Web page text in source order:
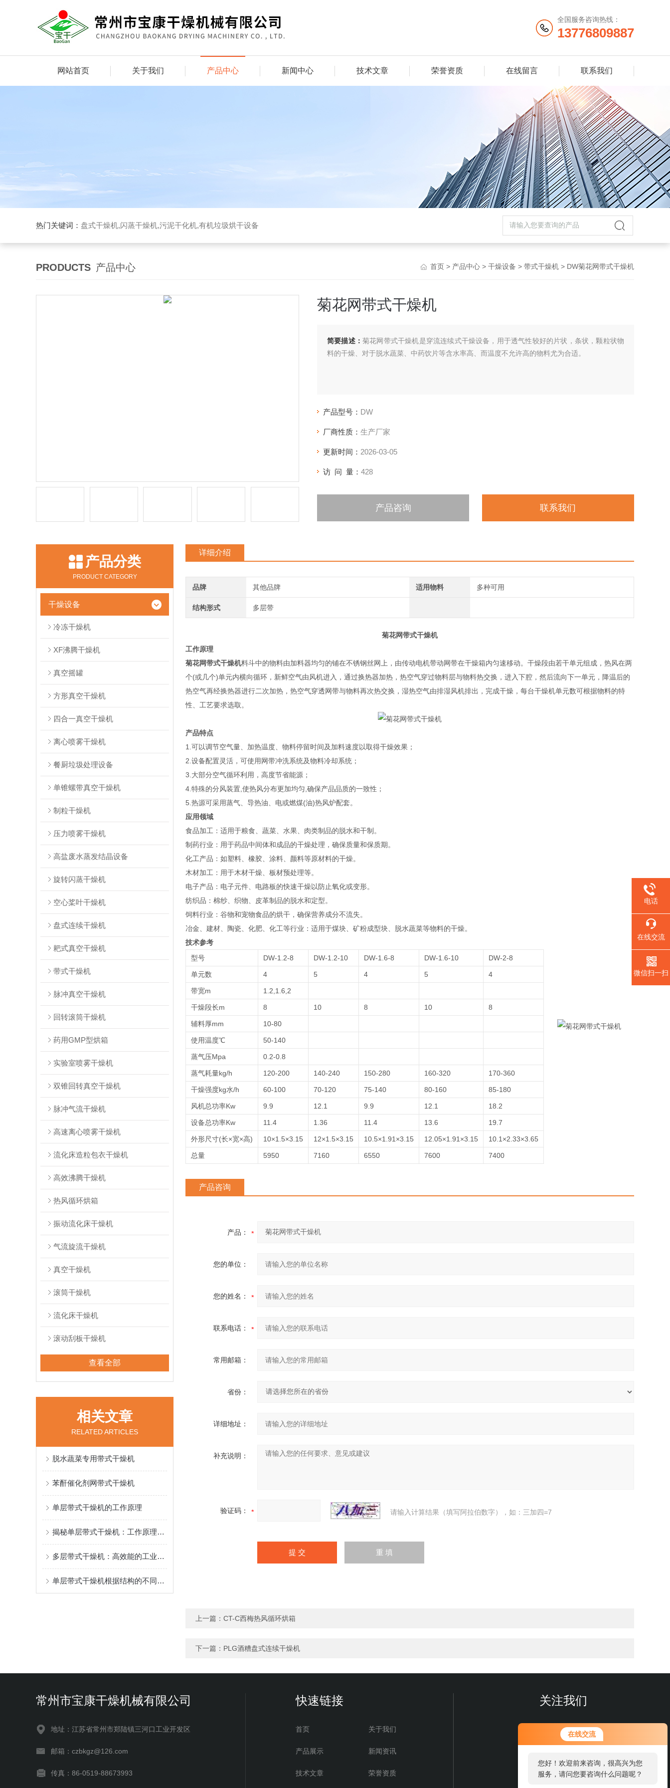
在线交流
您好！欢迎前来咨询，很高兴为您
服务，请问您要咨询什么问题呢？
您好，看您停留很久了，是否找到
了需求产品，您可以直接在线与我
全国服务咨询热线：
13776809887
网站首页 关于我们 产品中心 新闻中心 技术文章 荣誉资质 在线留言 联系我们
热门关键词： 盘式干燥机,闪蒸干燥机,污泥干化机,有机垃圾烘干设备
PRODUCTS 产品中心 首页 > 产品中心 > 干燥设备 > 带式干燥机 > DW菊花网带式干燥机
菊花网带式干燥机
简要描述： 菊花网带式干燥机是穿流连续式干燥设备，用于透气性较好的片状，条状，颗粒状物
料的干燥、对于脱水蔬菜、中药饮片等含水率高、而温度不允许高的物料尤为合适。
产品型号： DW
厂商性质： 生产厂家
更新时间： 2026-03-05
访 问 量： 428
产品咨询 联系我们
产品分类
PRODUCT CATEGORY
干燥设备
冷冻干燥机
XF沸腾干燥机
真空摇罐
方形真空干燥机
四合一真空干燥机
离心喷雾干燥机
餐厨垃圾处理设备
单锥螺带真空干燥机
制粒干燥机
压力喷雾干燥机
高盐废水蒸发结晶设备
旋转闪蒸干燥机
空心桨叶干燥机
盘式连续干燥机
耙式真空干燥机
带式干燥机
脉冲真空干燥机
回转滚筒干燥机
药用GMP型烘箱
实验室喷雾干燥机
双锥回转真空干燥机
脉冲气流干燥机
高速离心喷雾干燥机
流化床造粒包衣干燥机
高效沸腾干燥机
热风循环烘箱
振动流化床干燥机
气流旋流干燥机
真空干燥机
滚筒干燥机
流化床干燥机
滚动刮板干燥机
查看全部
相关文章
RELATED ARTICLES
脱水蔬菜专用带式干燥机
苯酐催化剂网带式干燥机
单层带式干燥机的工作原理
揭秘单层带式干燥机：工作原理与核心优势解析
多层带式干燥机：高效能的工业干燥解决方案
单层带式干燥机根据结构的不同可分为以下几类
详细介绍
品牌 其他品牌 适用物料 多种可用
结构形式 多层带
菊花网带式干燥机
工作原理
菊花网带式干燥机料斗中的物料由加料器均匀的铺在不锈钢丝网上，由传动电机带动网带在干燥箱内匀速移动。干燥段由若干单元组成，热风在两
个(或几个)单元内横向循环，新鲜空气由风机进入，通过换热器加热，热空气穿过物料层与物料热交换，进入下腔，然后流向下一单元，降温后的
热空气再经换热器进行二次加热，热空气穿透网带与物料再次热交换，湿热空气由排湿风机排出，完成干燥，每台干燥机单元数可根据物料的特
性、工艺要求选取。
产品特点
1.可以调节空气量、加热温度、物料停留时间及加料速度以取得干燥效果；
2.设备配置灵活，可使用网带冲洗系统及物料冷却系统；
3.大部分空气循环利用，高度节省能源；
4.特殊的分风装置,使热风分布更加均匀,确保产品品质的一致性；
5.热源可采用蒸气、导热油、电或燃煤(油)热风炉配套。
应用领域
‌食品加工‌：适用于粮食、蔬菜、水果、肉类制品的脱水和干制‌。
‌制药行业‌：用于药品中间体和成品的干燥处理，确保质量和保质期‌。
‌化工产品‌：如塑料、橡胶、涂料、颜料等原材料的干燥‌。
‌木材加工‌：用于木材干燥、板材预处理等‌。
‌电子产品‌：电子元件、电路板的快速干燥以防止氧化或变形‌。
‌纺织品‌：棉纱、织物、皮革制品的脱水和定型‌。
‌饲料行业‌：谷物和宠物食品的烘干，确保营养成分不流失‌。
‌冶金、建材、陶瓷、化肥、化工等行业‌：适用于煤块、矿粉成型块、脱水蔬菜等物料的干燥‌。
技术参考
型号
DW-1.2-8 DW-1.2-10 DW-1.6-8 DW-1.6-10 DW-2-8
单元数 4 5 4 5 4
带宽m 1.2,1.6,2
干燥段长m 8 10 8 10 8
辅料厚mm 10-80
使用温度℃ 50-140
蒸气压Mpa 0.2-0.8
蒸气耗量kg/h 120-200 140-240 150-280 160-320 170-360
干燥强度kg水/h 60-100 70-120 75-140 80-160 85-180
风机总功率Kw 9.9 12.1 9.9 12.1 18.2
设备总功率Kw 11.4 1.36 11.4 13.6 19.7
外形尺寸(长×宽×高) 10×1.5×3.15 12×1.5×3.15 10.5×1.91×3.15 12.05×1.91×3.15 10.1×2.33×3.65
总量 5950 7160 6550 7600 7400
产品咨询
产品：
您的单位：
您的姓名：
联系电话：
常用邮箱：
省份：
详细地址：
补充说明：
验证码： 请输入计算结果（填写阿拉伯数字），如：三加四=7
上一篇： CT-C西梅热风循环烘箱
下一篇： PLG酒糟盘式连续干燥机
常州市宝康干燥机械有限公司
地址：江苏省常州市郑陆镇三河口工业开发区
邮箱：czbkgz@126.com
传真：86-0519-88673993
快速链接
首页 关于我们
产品展示 新闻资讯
技术文章 荣誉资质
关注我们
电话
在线交流
微信扫一扫